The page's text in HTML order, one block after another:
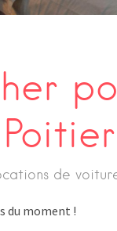
de
du moment !